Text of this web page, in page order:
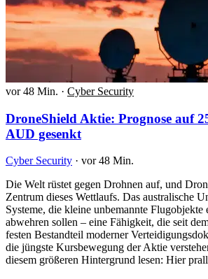
vor 48 Min. · Cyber Security
DroneShield Aktie: Prognose auf
AUD gesenkt
Cyber Security · vor 48 Min.
Die Welt rüstet gegen Drohnen auf, und
Zentrum dieses Wettlaufs. Das australische
Systeme, die kleine unbemannte Flugobjekte
abwehren sollen – eine Fähigkeit, die seit
festen Bestandteil moderner
die jüngste Kursbewegung der Aktie
diesem größeren Hintergrund lesen: Hier